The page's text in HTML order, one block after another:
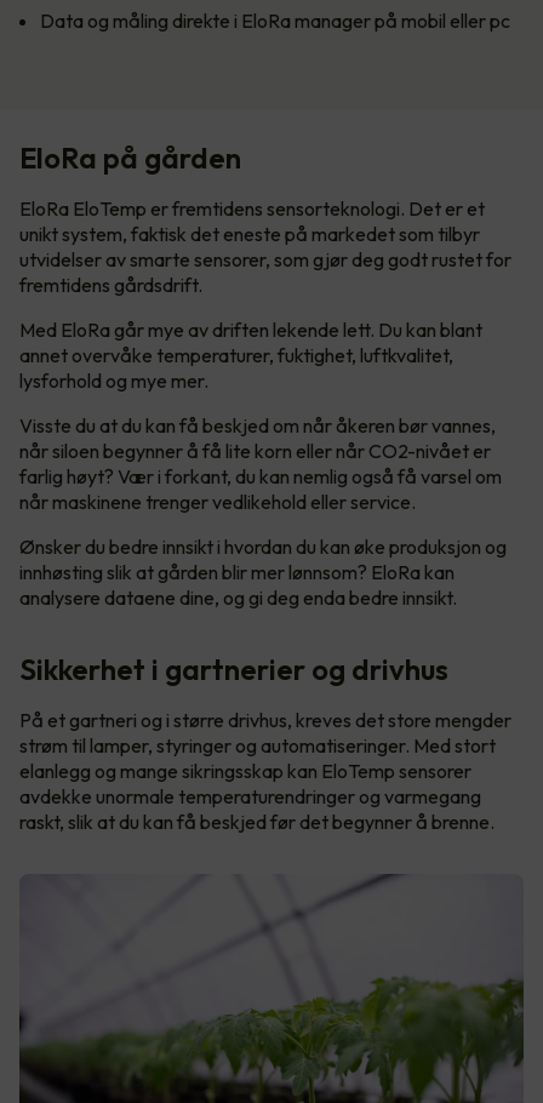
Data og måling direkte i EloRa manager på mobil eller pc
EloRa på gården
EloRa EloTemp er fremtidens sensorteknologi. Det er et
unikt system, faktisk det eneste på markedet som tilbyr
utvidelser av smarte sensorer, som gjør deg godt rustet for
fremtidens gårdsdrift.
Med EloRa går mye av driften lekende lett. Du kan blant
annet overvåke temperaturer, fuktighet, luftkvalitet,
lysforhold og mye mer.
Visste du at du kan få beskjed om når åkeren bør vannes,
når siloen begynner å få lite korn eller når CO2-nivået er
farlig høyt? Vær i forkant, du kan nemlig også få varsel om
når maskinene trenger vedlikehold eller service.
Ønsker du bedre innsikt i hvordan du kan øke produksjon og
innhøsting slik at gården blir mer lønnsom? EloRa kan
analysere dataene dine, og gi deg enda bedre innsikt.
Sikkerhet i gartnerier og drivhus
På et gartneri og i større drivhus, kreves det store mengder
strøm til lamper, styringer og automatiseringer. Med stort
elanlegg og mange sikringsskap kan EloTemp sensorer
avdekke unormale temperaturendringer og varmegang
raskt, slik at du kan få beskjed før det begynner å brenne.